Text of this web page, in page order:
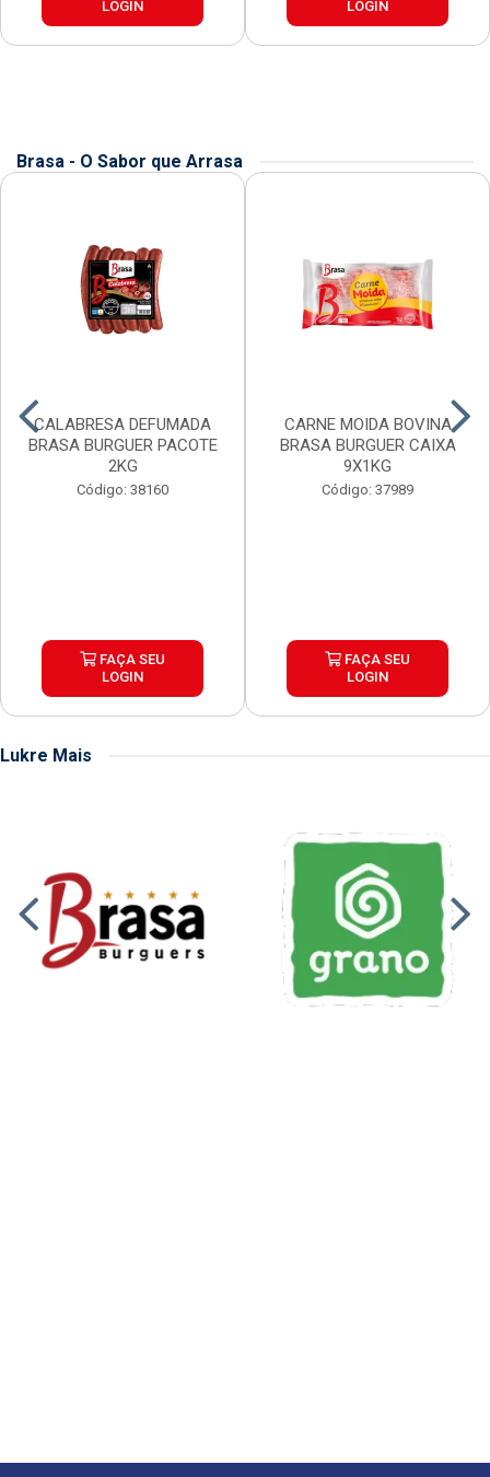
LOGIN LOGIN
Brasa - O Sabor que Arrasa
CALABRESA DEFUMADA
BRASA BURGUER PACOTE
2KG
Código: 38160
FAÇA SEU
LOGIN
CARNE MOIDA BOVINA
BRASA BURGUER CAIXA
9X1KG
Código: 37989
FAÇA SEU
LOGIN
Lukre Mais